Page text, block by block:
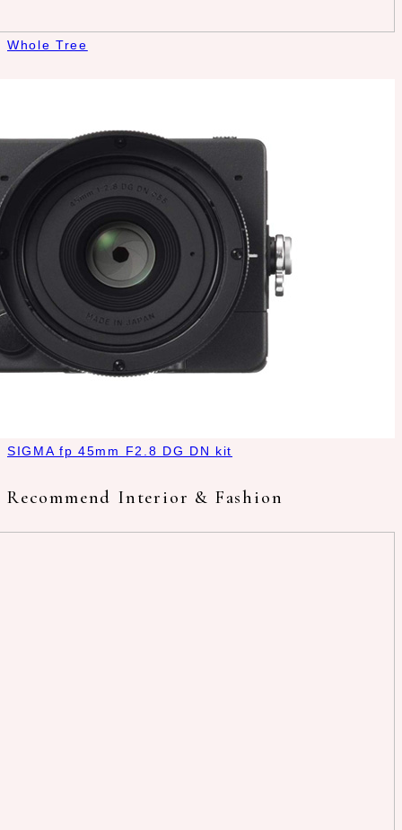
Whole Tree
SIGMA fp 45mm F2.8 DG DN kit
Recommend Interior & Fashion